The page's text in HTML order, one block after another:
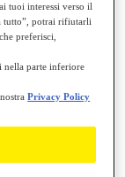
Manual
tuoi interessi verso il
tutto”, potrai rifiutarli
preferisci,
nella parte inferiore
Privacy Policy